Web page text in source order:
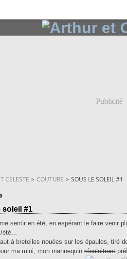
Publicité
CÉLESTE > COUTURE > SOUS LE SOLEIL #1
soleil #1
sentir en été, en espérant le faire venir
été...
à bretelles nouées sur les épaules, tiré
ma mini, mon mannequinrécalcitrant